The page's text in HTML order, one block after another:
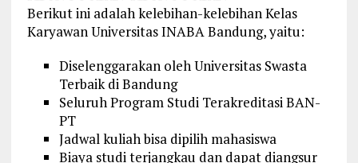
Berikut ini adalah kelebihan-kelebihan Kelas
Karyawan Universitas INABA Bandung, yaitu:
Diselenggarakan oleh Universitas Swasta
Terbaik di Bandung
Seluruh Program Studi Terakreditasi BAN-
PT
Jadwal kuliah bisa dipilih mahasiswa
Biaya studi terjangkau dan dapat diangsur